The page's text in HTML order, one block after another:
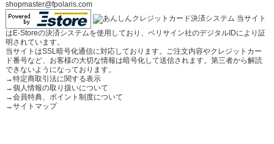
shopmaster@fpolaris.com
当サイト
はE-Storeの決済システムを使用しており、ベリサイン社のデジタルIDにより証
明されています。
当サイトはSSL暗号化通信に対応しております。ご注文内容やクレジットカー
ド番号など、お客様の大切な情報は暗号化して送信されます。第三者から解読
できないようになっております。
→特定商取引法に関する表示
→個人情報の取り扱いについて
→会員特典、ポイント制度について
→サイトマップ